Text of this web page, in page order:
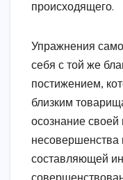
происходящего.
Упражнения
себя с той же
постижением,
близким
осознание своей
несовершенства
составляющей